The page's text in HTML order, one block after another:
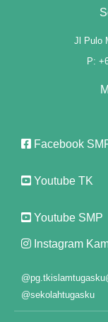
panel
Jl Pulo
P:
Facebook
Youtube TK
Youtube SMP
Instagram
@pg.tkislamtugasku
@sekolahtugasku